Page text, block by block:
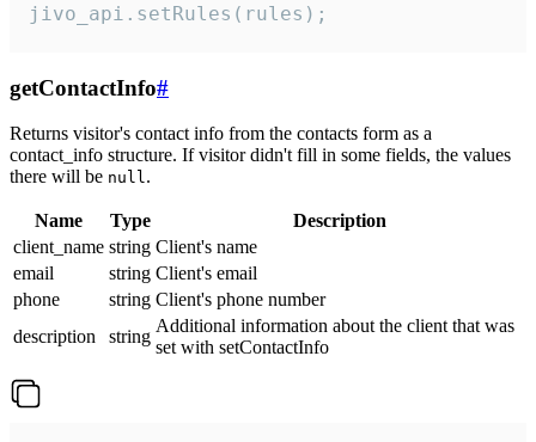
jivo_api.setRules(rules);
getContactInfo#
Returns visitor's contact info from the contacts form as a
contact_info structure. If visitor didn't fill in some fields, the values
there will be null.
Name Type
Description
client_name string Client's name
email
string Client's email
phone
string Client's phone number
description
string
Additional information about the client that was
set with setContactInfo